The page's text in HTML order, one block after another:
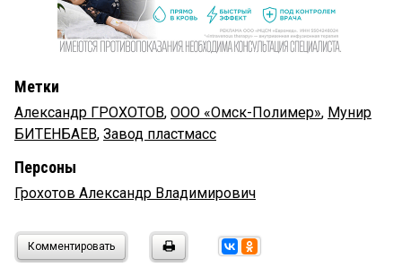
Метки
Александр ГРОХОТОВ, ООО «Омск-Полимер», Мунир
БИТЕНБАЕВ, Завод пластмасс
Персоны
Грохотов Александр Владимирович
Комментировать